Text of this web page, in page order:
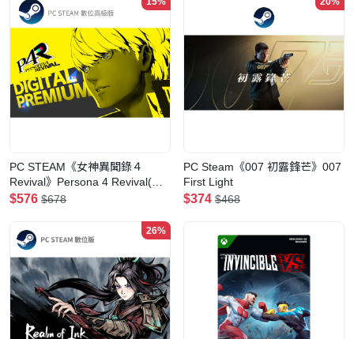
PC STEAM《女神異聞錄４
Revival》Persona 4 Revival(數
位高級版)
$576 $678
PC Steam《007 初露鋒芒》007
First Light
$374 $468
26%